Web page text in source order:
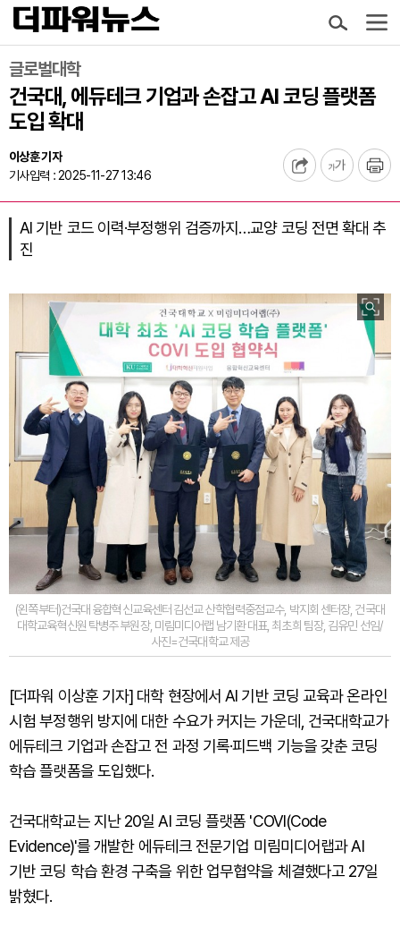
글로벌대학
건국대, 에듀테크 기업과 손잡고 AI 코딩 플랫폼
도입 확대
이상훈 기자
기사입력 : 2025-11-27 13:46
AI 기반 코드 이력·부정행위 검증까지…교양 코딩 전면 확대 추
진
(왼쪽부터)건국대 융합혁신교육센터 김선교 산학협력중점교수, 박지회 센터장, 건국대
대학교육혁신원 탁병주 부원장, 미림미디어랩 남기환 대표, 최초희 팀장, 김유민 선임/
사진=건국대학교 제공
[더파워 이상훈 기자] 대학 현장에서 AI 기반 코딩 교육과 온라인
시험 부정행위 방지에 대한 수요가 커지는 가운데, 건국대학교가
에듀테크 기업과 손잡고 전 과정 기록·피드백 기능을 갖춘 코딩
학습 플랫폼을 도입했다.
건국대학교는 지난 20일 AI 코딩 플랫폼 'COVI(Code
Evidence)'를 개발한 에듀테크 전문기업 미림미디어랩과 AI
기반 코딩 학습 환경 구축을 위한 업무협약을 체결했다고 27일
밝혔다.